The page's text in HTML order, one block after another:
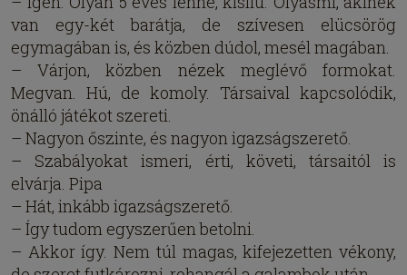
van egy-két barátja, de szívesen elücsörög
egymagában is, és közben dúdol, mesél magában.
– Várjon, közben nézek meglévő formokat.
Megvan. Hú, de komoly. Társaival kapcsolódik,
önálló játékot szereti.
– Nagyon őszinte, és nagyon igazságszerető.
– Szabályokat ismeri, érti, követi, társaitól is
elvárja. Pipa
– Hát, inkább igazságszerető.
– Így tudom egyszerűen betolni.
– Akkor így. Nem túl magas, kifejezetten vékony,